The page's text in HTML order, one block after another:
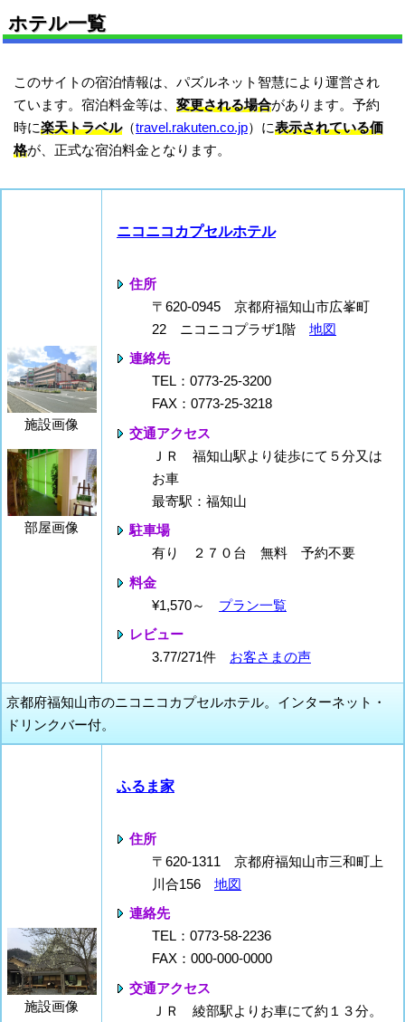
ホテル一覧
このサイトの宿泊情報は、パズルネット智慧により運営され
ています。宿泊料金等は、 変更される場合があります。予約
時に楽天トラベル（travel.rakuten.co.jp）に表示されている価
格が、正式な宿泊料金となります。
施設画像
部屋画像
ニコニコカプセルホテル
住所
〒620-0945 京都府福知山市広峯町
22 ニコニコプラザ1階 地図
連絡先
TEL：0773-25-3200
FAX：0773-25-3218
交通アクセス
ＪＲ 福知山駅より徒歩にて５分又は
お車
最寄駅：福知山
駐車場
有り ２７０台 無料 予約不要
料金
¥1,570～ プラン一覧
レビュー
3.77/271件 お客さまの声
京都府福知山市のニコニコカプセルホテル。インターネット・
ドリンクバー付。
施設画像
ふるま家
住所
〒620-1311 京都府福知山市三和町上
川合156 地図
連絡先
TEL：0773-58-2236
FAX：000-000-0000
交通アクセス
ＪＲ 綾部駅よりお車にて約１３分。